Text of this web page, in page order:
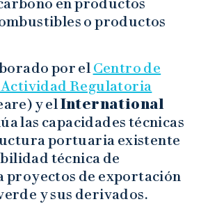
en productos
o productos
por el Centro de
Regulatoria
y elInternational
las capacidades técnicas
portuaria existente
técnica de
proyectos de exportación
y sus derivados.